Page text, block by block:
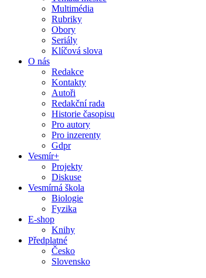
Multimédia
Rubriky
Obory
Seriály
Klíčová slova
O nás
Redakce
Kontakty
Autoři
Redakční rada
Historie časopisu
Pro autory
Pro inzerenty
Gdpr
Vesmír+
Projekty
Diskuse
Vesmírná škola
Biologie
Fyzika
E-shop
Knihy
Předplatné
Česko
Slovensko